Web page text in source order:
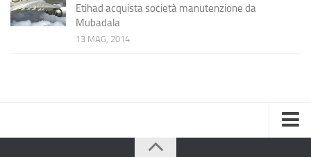
Etihad acquista società manutenzione da
Mubadala
13 MAG, 2014